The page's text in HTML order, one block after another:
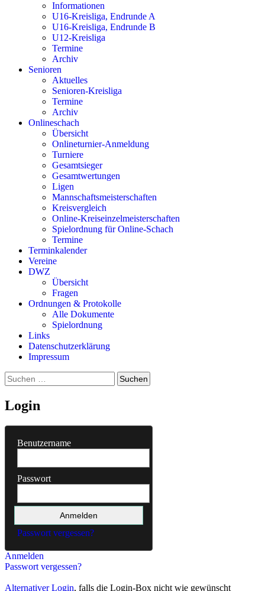
Informationen
U16-Kreisliga, Endrunde A
U16-Kreisliga, Endrunde B
U12-Kreisliga
Termine
Archiv
Senioren
Aktuelles
Senioren-Kreisliga
Termine
Archiv
Onlineschach
Übersicht
Onlineturnier-Anmeldung
Turniere
Gesamtsieger
Gesamtwertungen
Ligen
Mannschaftsmeisterschaften
Kreisvergleich
Online-Kreiseinzelmeisterschaften
Spielordnung für Online-Schach
Termine
Terminkalender
Vereine
DWZ
Übersicht
Fragen
Ordnungen & Protokolle
Alle Dokumente
Spielordnung
Links
Datenschutzerklärung
Impressum
Suchen
nach:
Login
Benutzername
Passwort
Passwort vergessen?
Anmelden
Passwort vergessen?
Alternativer Login, falls die Login-Box nicht wie gewünscht